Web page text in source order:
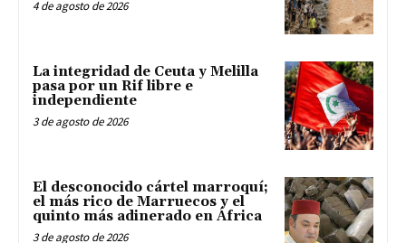
4 de agosto de 2026
La integridad de Ceuta y Melilla
pasa por un Rif libre e
independiente
3 de agosto de 2026
El desconocido cártel marroquí;
el más rico de Marruecos y el
quinto más adinerado en África
3 de agosto de 2026